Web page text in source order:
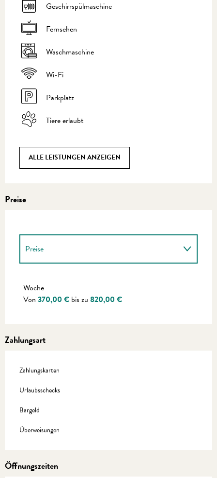
Geschirrspülmaschine
Fernsehen
Waschmaschine
Wi-Fi
Parkplatz
Tiere erlaubt
ALLE LEISTUNGEN ANZEIGEN
Preise
Preise
Woche
Von 370,00 € bis zu 820,00 €
Zahlungsart
Zahlungskarten
Urlaubsschecks
Bargeld
Überweisungen
Öffnungszeiten